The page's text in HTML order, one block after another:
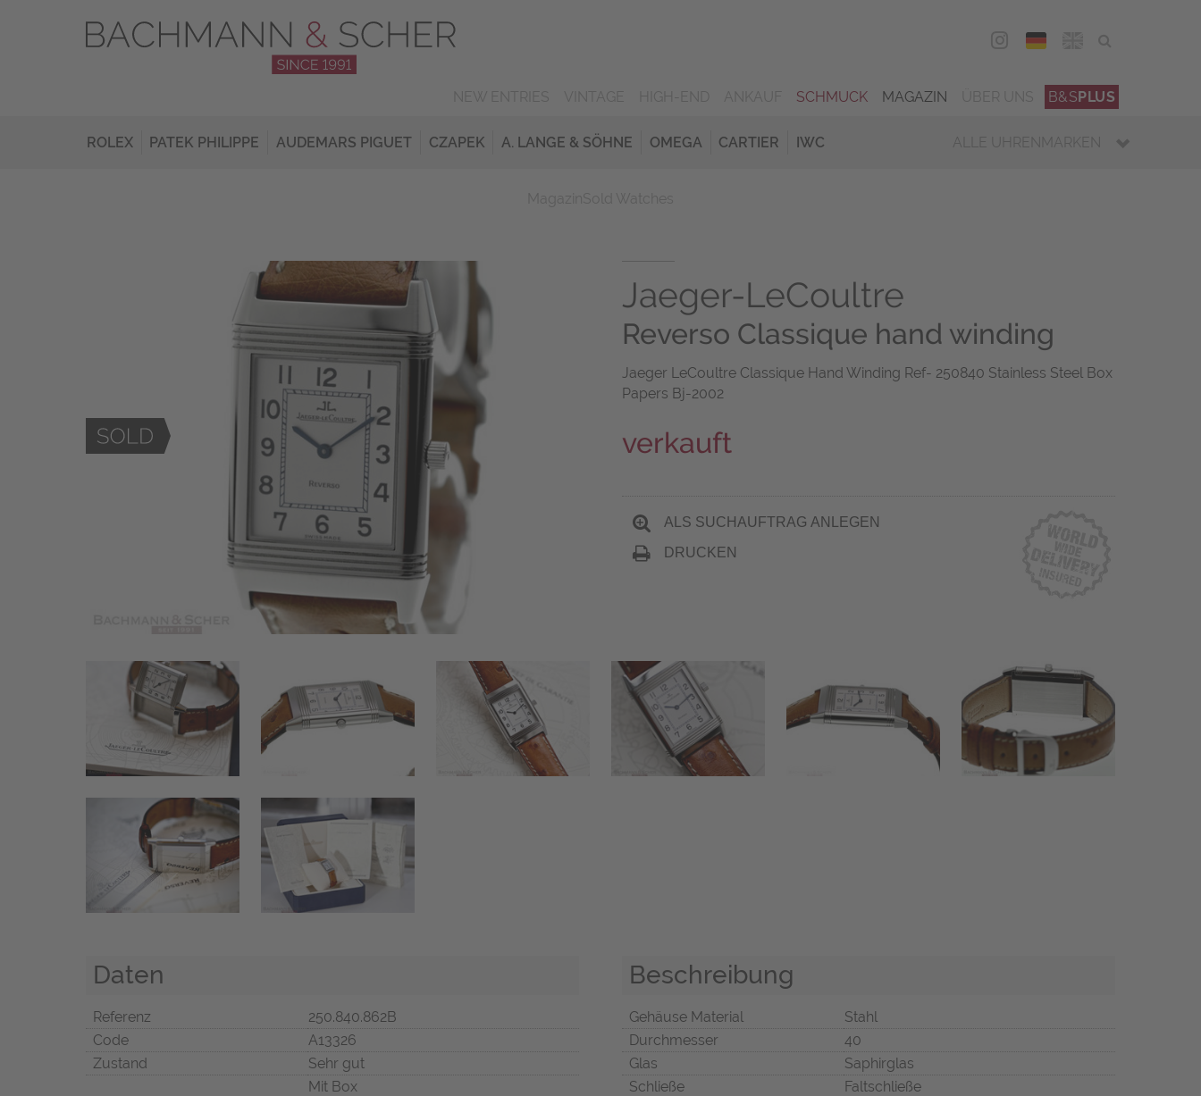
DEU
SCHMUCK MAGAZIN B&SPLUS
ROLEX PATEK PHILIPPE AUDEMARS PIGUET CZAPEK A. LANGE & SÖHNE OMEGA CARTIER IWC ALLE UHRENMARKEN
Jaeger-LeCoultre
Reverso Classique hand winding
Jaeger LeCoultre Classique Hand Winding Ref- 250840 Stainless Steel Box
Papers Bj-2002
verkauft
ALS SUCHAUFTRAG ANLEGEN
DRUCKEN
Daten
Referenz
250.840.862B
Code
A13326
Zustand
Sehr gut
Mit Box
Beschreibung
Gehäuse Material
Stahl
Durchmesser
40
Glas
Saphirglas
Schließe
Faltschließe